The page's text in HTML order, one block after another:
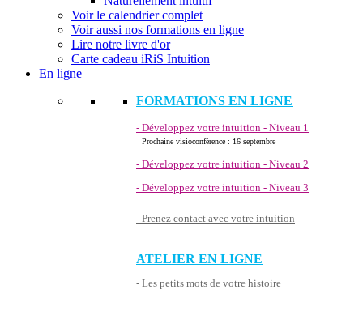
Voir le calendrier complet
Voir aussi nos formations en ligne
Lire notre livre d'or
Carte cadeau iRiS Intuition
En ligne
FORMATIONS EN LIGNE
- Développez votre intuition - Niveau 1
Prochaine visioconférence : 16 septembre
- Développez votre intuition - Niveau 2
- Développez votre intuition - Niveau 3
- Prenez contact avec votre intuition
ATELIER EN LIGNE
- Les petits mots de votre histoire